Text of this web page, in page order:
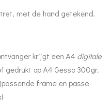
met de hand getekend.
krijgt een A4 digitale
gedrukt op A4 Gesso 300gr.
frame en passe-